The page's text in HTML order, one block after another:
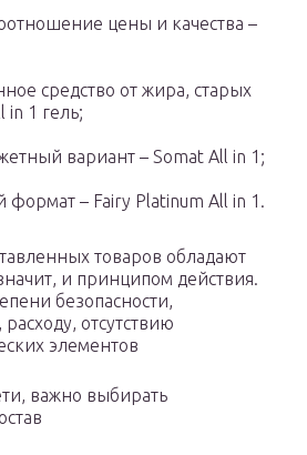
цены и качества –
средство от жира, старых
in 1 гель;
вариант – Somat All in 1;
– Fairy Platinum All in 1.
товаров обладают
и принципом действия.
безопасности,
отсутствию
элементов
важно выбирать